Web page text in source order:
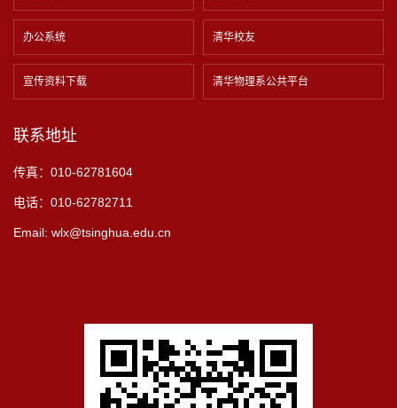
办公系统 清华校友
宣传资料下载 清华物理系公共平台
联系地址
传真：010-62781604
电话：010-62782711
Email: wlx@tsinghua.edu.cn